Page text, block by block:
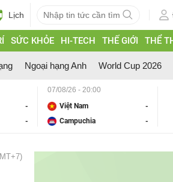
Lịch
SỨC KHỎE HI-TECH THẾ GIỚI THỂ
Ngoại hạng Anh World Cup 2026
-
-
07/08/26 - 20:00
Việt Nam
-
Campuchia
-